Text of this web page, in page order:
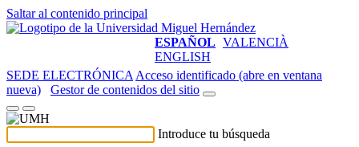
Saltar al contenido principal
ESPAÑOL VALENCIÀ
ENGLISH
SEDE ELECTRÓNICA Acceso identificado (abre en ventana
nueva)
Gestor de contenidos del sitio
Introduce tu búsqueda